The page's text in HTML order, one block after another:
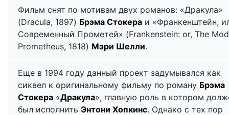
Фильм снят по мотивам двух романов: «Дракула»
(Dracula, 1897) Брэма Стокера и «Франкенштейн,
Современный Прометей» (Frankenstein: or, The
Prometheus, 1818) Мэри Шелли.
Еще в 1994 году данный проект задумывался как
сиквел к оригинальному фильму по роману Брэма
Стокера «Дракула», главную роль в котором
был исполнить Энтони Хопкинс. Однако с тех пор